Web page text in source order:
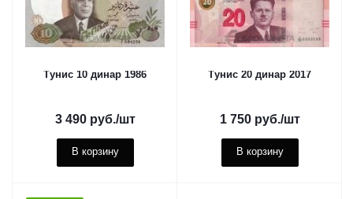
Тунис 10 динар 1986
3 490руб./шт
В корзину
Тунис 20 динар 2017
1 750руб./шт
В корзину